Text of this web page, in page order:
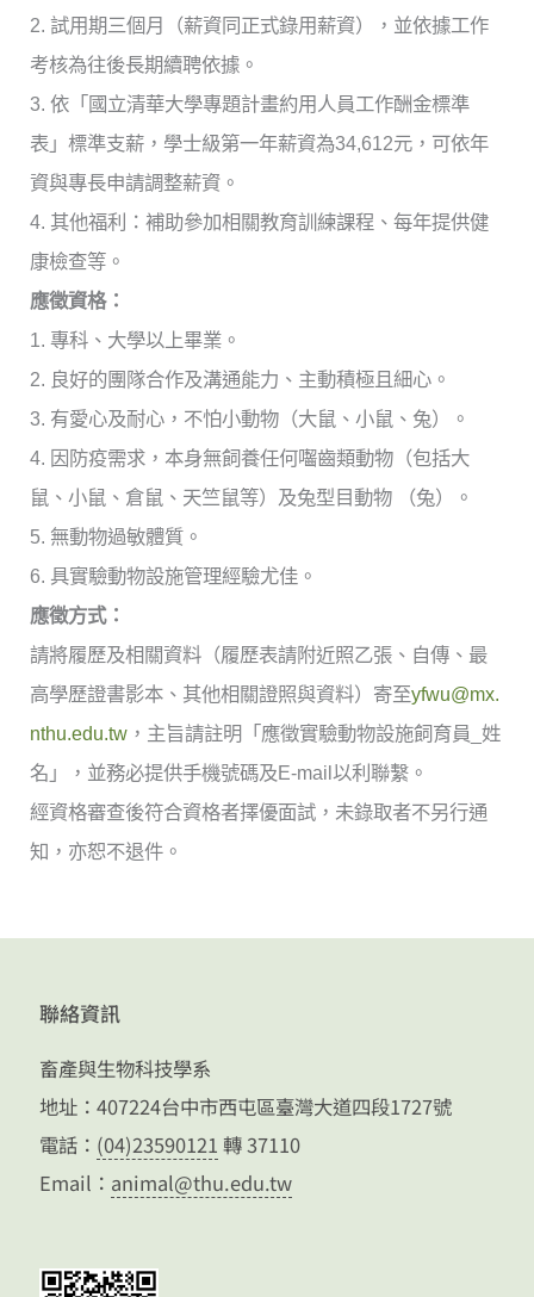
2. 試用期三個月（薪資同正式錄用薪資）， 並依據工作
考核為往後長期續聘依據。
3. 依「國立清華大學專題計畫約用人員工作酬金標準
表」標準支薪， 學士級第一年薪資為34,612元， 可依年
資與專長申請調整薪資。
4. 其他福利：補助參加相關教育訓練課程、每年提供健
康檢查等。
應徵資格：
1. 專科、大學以上畢業。
2. 良好的團隊合作及溝通能力、主動積極且細心。
3. 有愛心及耐心，不怕小動物（大鼠、小鼠、兔）。
4. 因防疫需求，本身無飼養任何囓齒類動物（包括大
鼠、小鼠、倉鼠、 天竺鼠等）及兔型目動物 （兔）。
5. 無動物過敏體質。
6. 具實驗動物設施管理經驗尤佳。
應徵方式：
請將履歷及相關資料（履歷表請附近照乙張、自傳、 最
高學歷證書影本、其他相關證照與資料）寄至yfwu@mx.
nthu.edu.tw，主旨請註明「應徵實驗動物設施飼育員_ 姓
名」，並務必提供手機號碼及E-mail以利聯繫。
經資格審查後符合資格者擇優面試，未錄取者不另行通
知， 亦恕不退件。
聯絡資訊
畜產與生物科技學系
地址：407224台中市西屯區臺灣大道四段1727號
電話： (04)23590121 轉 37110
Email： animal@thu.edu.tw